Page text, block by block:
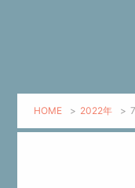
HOME > 2022年 >